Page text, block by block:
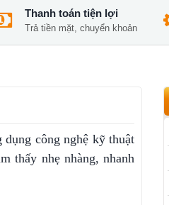
Thanh toán tiện lợi
Trả tiền mặt, chuyển khoản
công nghệ kỹ thuật
thấy nhẹ nhàng, nhanh